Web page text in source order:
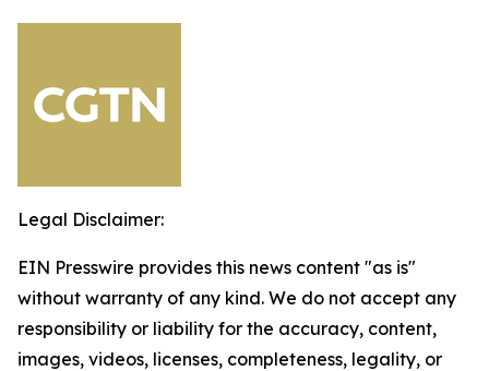
Legal Disclaimer:
EIN Presswire provides this news content "as is"
without warranty of any kind. We do not accept any
responsibility or liability for the accuracy, content,
images, videos, licenses, completeness, legality, or